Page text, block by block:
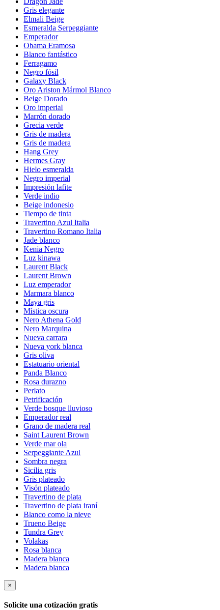
Gris elegante
Elmali Beige
Esmeralda Serpeggiante
Emperador
Obama Eramosa
Blanco fantástico
Ferragamo
Negro fósil
Galaxy Black
Oro Ariston Mármol Blanco
Beige Dorado
Oro imperial
Marrón dorado
Grecia verde
Gris de madera
Gris de madera
Hang Grey
Hermes Gray
Hielo esmeralda
Negro imperial
Impresión lafite
Verde indio
Beige indonesio
Tiempo de tinta
Travertino Azul Italia
Travertino Romano Italia
Jade blanco
Kenia Negro
Luz kinawa
Laurent Black
Laurent Brown
Luz emperador
Marmara blanco
Maya gris
Mística oscura
Nero Athena Gold
Nero Marquina
Nueva carrara
Nueva york blanca
Gris oliva
Estatuario oriental
Panda Blanco
Rosa durazno
Perlato
Petrificación
Verde bosque lluvioso
Emperador real
Grano de madera real
Saint Laurent Brown
Verde mar ola
Serpeggiante Azul
Sombra negra
Sicilia gris
Gris plateado
Visón plateado
Travertino de plata
Travertino de plata iraní
Blanco como la nieve
Trueno Beige
Tundra Grey
Volakas
Rosa blanca
Madera blanca
Madera blanca
×
Solicite una cotización gratis